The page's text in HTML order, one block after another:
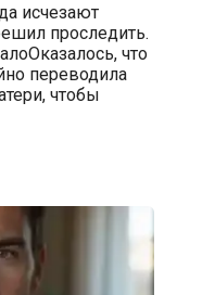
исчезают
проследить.
что
переводила
чтобы